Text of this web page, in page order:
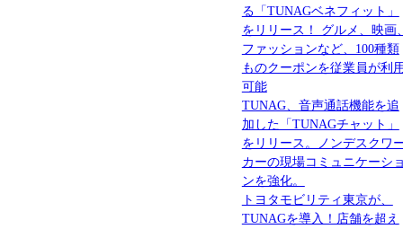
る「TUNAGベネフィット」
をリリース！ グルメ、映画
ファッションなど、100種類
ものクーポンを従業員が利
可能
TUNAG、音声通話機能を追
加した「TUNAGチャット」
をリリース。ノンデスクワ
カーの現場コミュニケーシ
ンを強化。
トヨタモビリティ東京が、
TUNAGを導入！店舗を超え